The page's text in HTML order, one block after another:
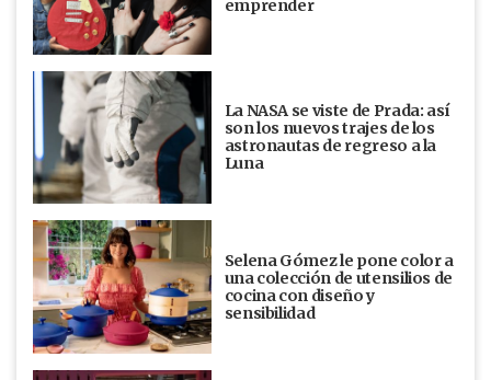
emprender
La NASA se viste de Prada: así
son los nuevos trajes de los
astronautas de regreso a la
Luna
Selena Gómez le pone color a
una colección de utensilios de
cocina con diseño y
sensibilidad